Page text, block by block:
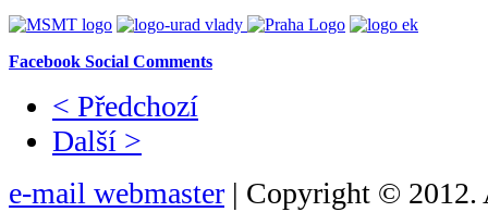
Facebook Social Comments
< Předchozí
Další >
e-mail webmaster | Copyright © 2012.